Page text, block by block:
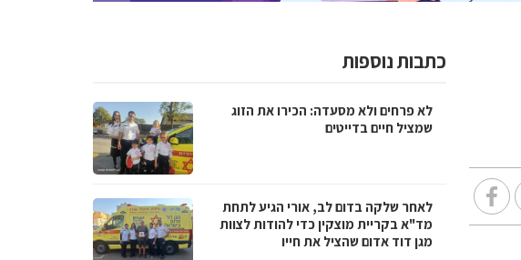
כתבות נוספות
לא פרחים ולא מסעדה: הכירו את הזוג
שמציל חיים בדייטים
לאחר שלקה בדום לב, אורי הגיע לתחת
מד"א בקריית מוצקין כדי להודות לצוות
מגן דוד אדום שהציל את חייו